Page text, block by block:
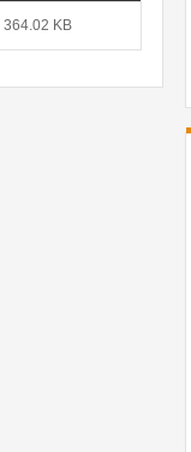
364.02 KB